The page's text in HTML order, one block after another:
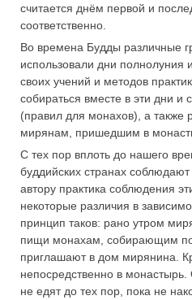
считается днём первой и
соответственно.
Во времена Будды различные
использовали дни полнолуния
своих учений и методов
собираться вместе в эти дни и
(правил для монахов), а также
мирянам, пришедшим в
С тех пор вплоть до нашего
буддийских странах
автору практика соблюдения
некоторые различия в
принцип таков: рано утром
пищи монахам, собирающим
приглашают в дом мирянина.
непосредственно в
не едят до тех пор, пока не